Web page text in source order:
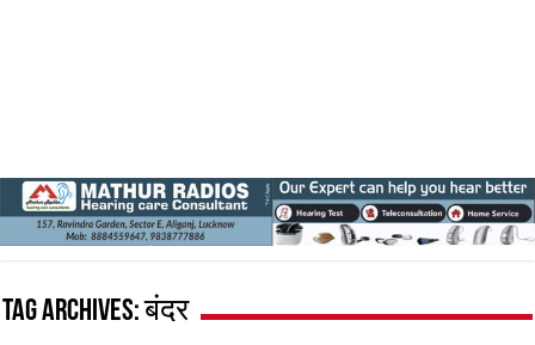
Tag Archives:बंदर